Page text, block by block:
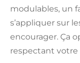
modulables, un
s’appliquer sur
encourager. Ça
respectant